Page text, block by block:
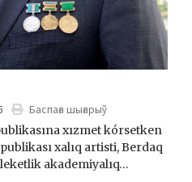
Баспаға шығарыў
xızmet kórsetken
xalıq artisti, Berdaq
akademiyalıq…